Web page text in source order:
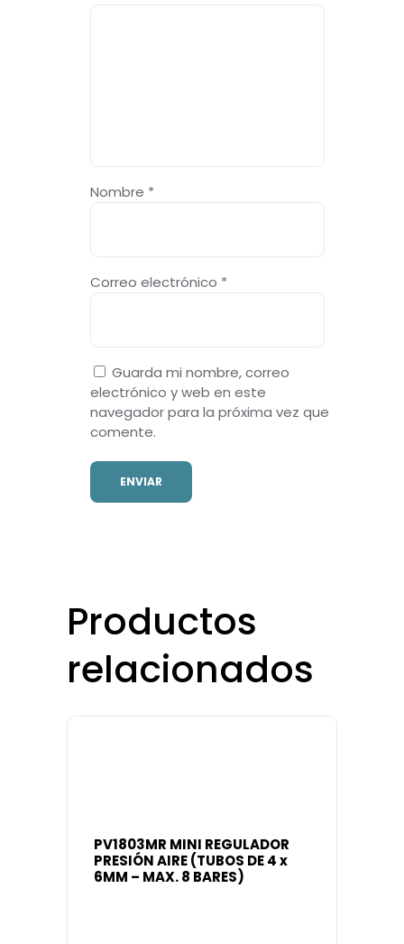
Nombre *
Correo electrónico *
Guarda mi nombre, correo
electrónico y web en este
navegador para la próxima vez que
comente.
Productos
relacionados
PV1803MR MINI REGULADOR
PRESIÓN AIRE (TUBOS DE 4 x
6MM – MAX. 8 BARES)